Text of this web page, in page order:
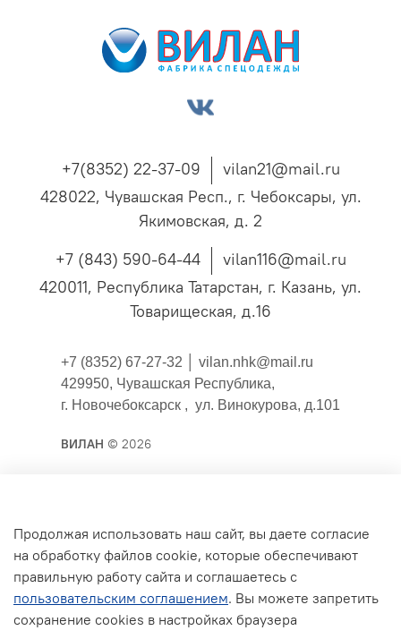
+7(8352) 22-37-09
vilan21@mail.ru
428022, Чувашская Респ., г. Чебоксары, ул.
Якимовская, д. 2
+7 (843) 590-64-44
vilan116@mail.ru
420011, Республика Татарстан, г. Казань, ул.
Товарищеская, д.16
+7 (8352) 67-27-32 │ vilan.nhk@mail.ru
429950, Чувашская Республика,
г. Новочебоксарск , ул. Винокурова, д.101
ВИЛАН © 2026
Публичная оферта
Согласие на обработку персональных данных для
сайта
Политика конфиденциальности
Продолжая использовать наш сайт, вы даете согласие
на обработку файлов cookie, которые обеспечивают
правильную работу сайта и соглашаетесь с
пользовательским соглашением. Вы можете запретить
сохранение cookies в настройках браузера